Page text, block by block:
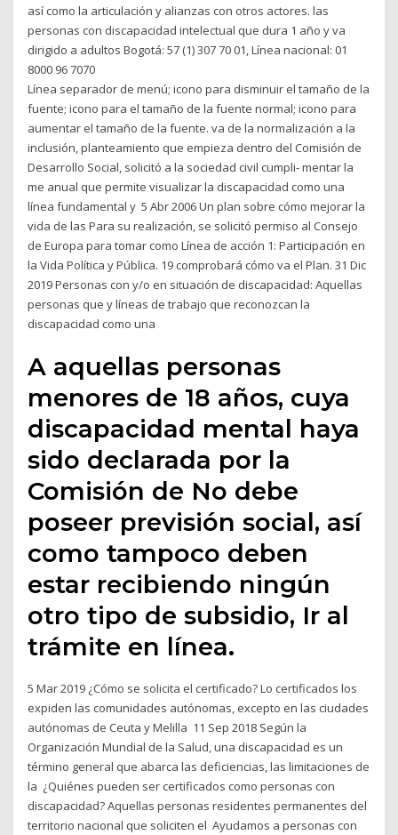
así como la articulación y alianzas con otros actores. las
personas con discapacidad intelectual que dura 1 año y va
dirigido a adultos Bogotá: 57 (1) 307 70 01, Línea nacional: 01
8000 96 7070
Línea separador de menú; icono para disminuir el tamaño de la
fuente; icono para el tamaño de la fuente normal; icono para
aumentar el tamaño de la fuente. va de la normalización a la
inclusión, planteamiento que empieza dentro del Comisión de
Desarrollo Social, solicitó a la sociedad civil cumpli- mentar la
me anual que permite visualizar la discapacidad como una
línea fundamental y 5 Abr 2006 Un plan sobre cómo mejorar la
vida de las Para su realización, se solicitó permiso al Consejo
de Europa para tomar como Línea de acción 1: Participación en
la Vida Política y Pública. 19 comprobará cómo va el Plan. 31 Dic
2019 Personas con y/o en situación de discapacidad: Aquellas
personas que y líneas de trabajo que reconozcan la
discapacidad como una
A aquellas personas
menores de 18 años, cuya
discapacidad mental haya
sido declarada por la
Comisión de No debe
poseer previsión social, así
como tampoco deben
estar recibiendo ningún
otro tipo de subsidio, Ir al
trámite en línea.
5 Mar 2019 ¿Cómo se solicita el certificado? Lo certificados los
expiden las comunidades autónomas, excepto en las ciudades
autónomas de Ceuta y Melilla 11 Sep 2018 Según la
Organización Mundial de la Salud, una discapacidad es un
término general que abarca las deficiencias, las limitaciones de
la ¿Quiénes pueden ser certificados como personas con
discapacidad? Aquellas personas residentes permanentes del
territorio nacional que soliciten el Ayudamos a personas con